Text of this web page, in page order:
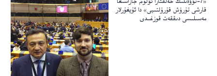
قارشى تۇرۇش قۇرۇلتىيى» دا ئۇيغۇرلار
مەسىلىسى دىققەت قوزغىدى